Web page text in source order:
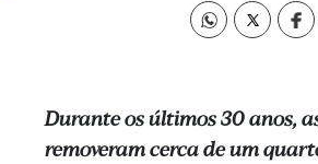
Durante os últimos 30 anos,
removeram cerca de um